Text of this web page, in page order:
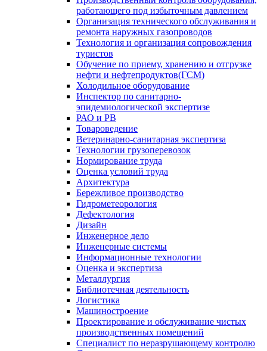
работающего под избыточным давлением
Организация технического обслуживания и
ремонта наружных газопроводов
Технология и организация сопровождения
туристов
Обучение по приему, хранению и отгрузке
нефти и нефтепродуктов(ГСМ)
Холодильное оборудование
Инспектор по санитарно-
эпидемиологической экспертизе
РАО и РВ
Товароведение
Ветеринарно-санитарная экспертиза
Технологии грузоперевозок
Нормирование труда
Оценка условий труда
Архитектура
Бережливое производство
Гидрометеорология
Дефектология
Дизайн
Инженерное дело
Инженерные системы
Информационные технологии
Оценка и экспертиза
Металлургия
Библиотечная деятельность
Логистика
Машиностроение
Проектирование и обслуживание чистых
производственных помещений
Специалист по неразрушающему контролю